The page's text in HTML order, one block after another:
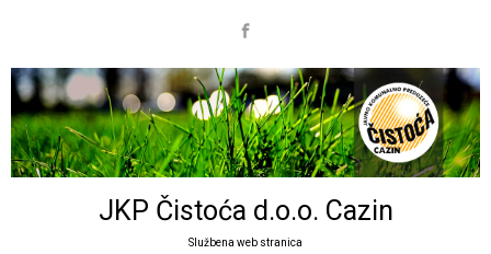
JKP Čistoća d.o.o. Cazin
Službena web stranica